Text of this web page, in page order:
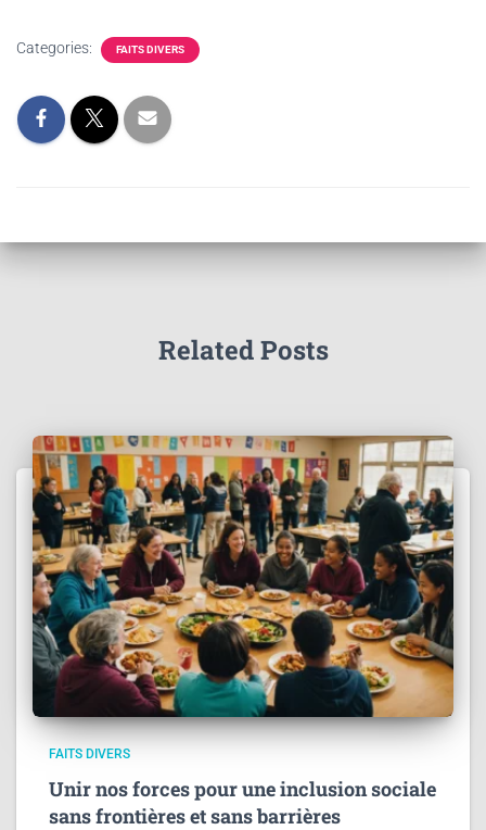
Categories: FAITS DIVERS
Related Posts
FAITS DIVERS
Unir nos forces pour une inclusion sociale
sans frontières et sans barrières